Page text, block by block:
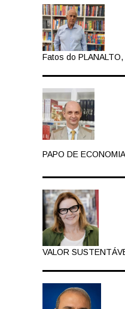
Fatos do
PAPO DE
VALOR